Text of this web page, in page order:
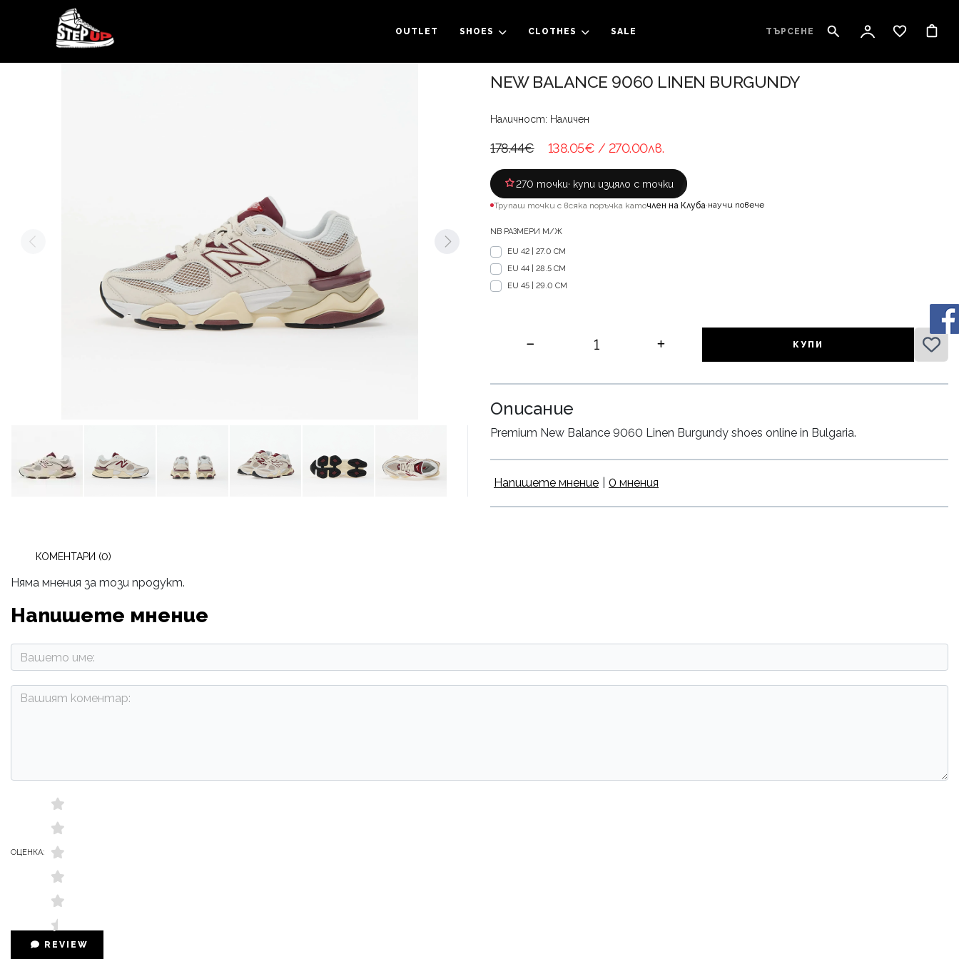
ТЪРСЕНЕ
OUTLET SHOES CLOTHES SALE
NEW BALANCE 9060 LINEN BURGUNDY
Наличност: Наличен
178.44€ 138.05€ / 270.00лв.
270 точки· купи изцяло с точки
Трупаш точки с всяка поръчка каточлен на Клуба·научи повече
NB РАЗМЕРИ М/Ж
EU 42 | 27.0 CM
EU 44 | 28.5 CM
EU 45 | 29.0 CM
КУПИ
Описание
Premium New Balance 9060 Linen Burgundy shoes online in Bulgaria.
Напишете мнение 0 мнения
КОМЕНТАРИ (0)
Няма мнения за този продукт.
Напишете мнение
ОЦЕНКА:
REVIEW